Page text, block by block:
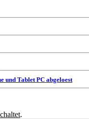
und Tablet PC abgeloest
.